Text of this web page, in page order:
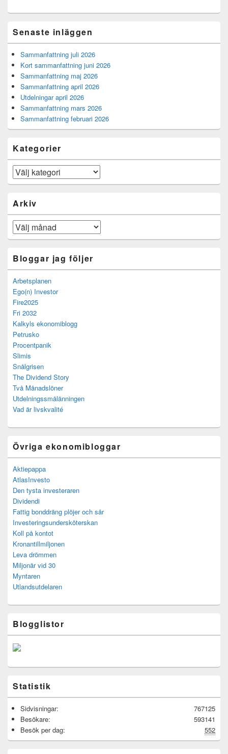
Senaste inläggen
Sammanfattning juli 2026
Kort sammanfattning juni 2026
Sammanfattning maj 2026
Sammanfattning april 2026
Utdelningar april 2026
Sammanfattning mars 2026
Sammanfattning februari 2026
Kategorier
Kategorier
Arkiv
Arkiv
Bloggar jag följer
Arbetsplanen
Ego(n) Investor
Fire2025
Fri 2032
Kalkyls ekonomiblogg
Petrusko
Procentpanik
Slimis
Snålgrisen
The Dividend Story
Två Månadslöner
Utdelningssmålänningen
Vad är livskvalité
Övriga ekonomibloggar
Aktiepappa
AtlasInvesto
Den tysta investeraren
Dividendi
Fattig bonddräng plöjer och sår
Investeringsundersköterskan
Koll på kontot
Kronantillmiljonen
Leva drömmen
Miljonär vid 30
Myntaren
Utlandsutdelaren
Blogglistor
Statistik
767125
Sidvisningar:
593141
Besökare:
552
Besök per dag: